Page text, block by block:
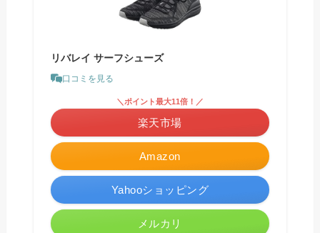
リバレイ サーフシューズ
口コミを見る
Amazon
＼ポイント最大11倍！／
楽天市場
Yahooショッピング
メルカリ